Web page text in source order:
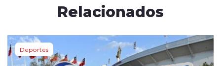
Relacionados
Deportes